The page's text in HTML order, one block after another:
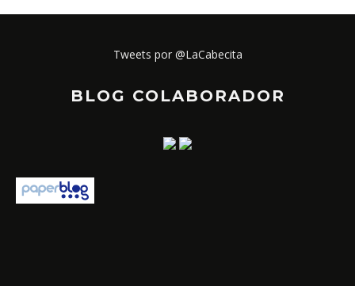
Tweets por @LaCabecita
BLOG COLABORADOR